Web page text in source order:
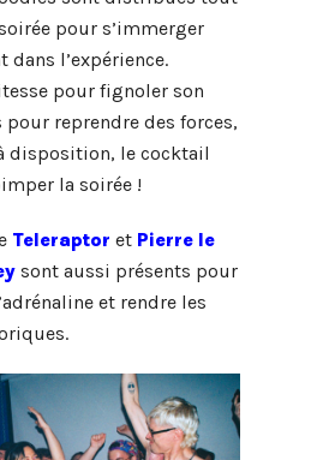
pour s’immerger
l’expérience.
pour fignoler son
reprendre des forces,
disposition, le cocktail
la soirée !
Teleraptor et Pierre le
sont aussi présents pour
et rendre les